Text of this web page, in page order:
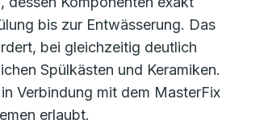
bis zur Entwässerung. Das
bei gleichzeitig deutlich
Spülkästen und Keramiken.
Verbindung mit dem MasterFix
erlaubt.